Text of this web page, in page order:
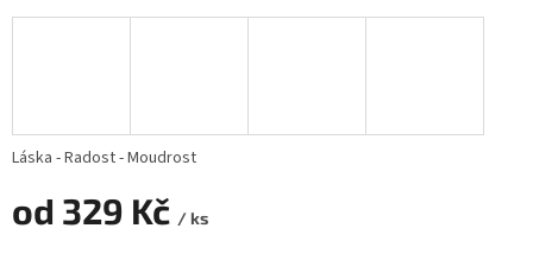
od 329 Kč / ks
Láska - Radost - Moudrost